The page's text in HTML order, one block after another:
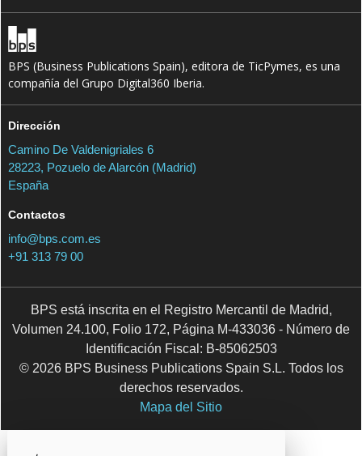
BPS (Business Publications Spain), editora de TicPymes, es una
compañía del Grupo Digital360 Iberia.
Dirección
Camino De Valdenigriales 6
28223, Pozuelo de Alarcón (Madrid)
España
Contactos
info@bps.com.es
+91 313 79 00
BPS está inscrita en el Registro Mercantil de Madrid,
Volumen 24.100, Folio 172, Página M-433036 - Número de
Identificación Fiscal: B-85062503
© 2026 BPS Business Publications Spain S.L. Todos los
derechos reservados.
Mapa del Sitio